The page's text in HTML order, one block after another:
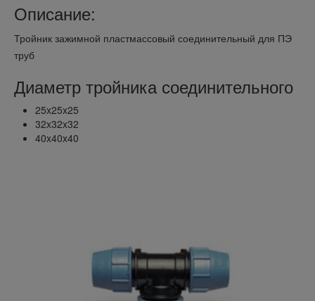
Описание:
Тройник зажимной пластмассовый соединительный для ПЭ
труб
Диаметр тройника соединительного
25x25x25
32x32x32
40x40x40